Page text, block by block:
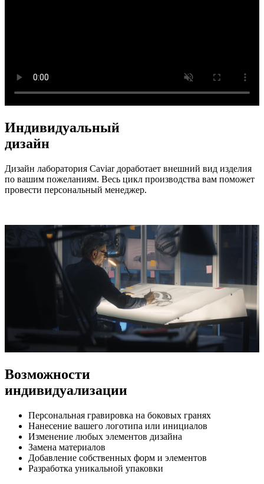
Индивидуальный
дизайн
Дизайн лаборатория Caviar доработает внешний вид изделия
по вашим пожеланиям. Весь цикл производства вам поможет
провести персональный менеджер.
Возможности
индивидуализации
Персональная гравировка на боковых гранях
Нанесение вашего логотипа или инициалов
Изменение любых элементов дизайна
Замена материалов
Добавление собственных форм и элементов
Разработка уникальной упаковки